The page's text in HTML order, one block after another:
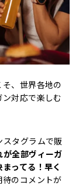
、世界各地の
対応で楽しむ
タグラムで販
が全部ヴィーガ
ってる！早く
待のコメントが